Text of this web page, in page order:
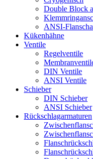
Double Block
ANSI-
Kükenhähne
Ventile
Regelventile
DIN Ventile
ANSI Ventile
Schieber
DIN Schieber
ANSI Schieber
Rückschlag­armaturen